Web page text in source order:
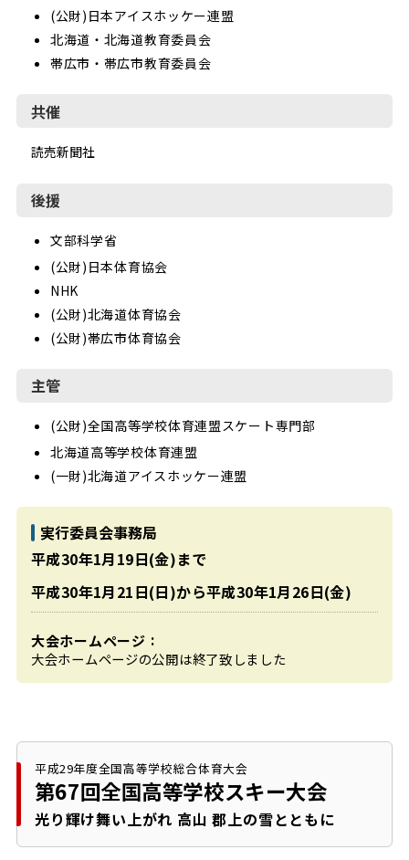
(公財)日本アイスホッケー連盟
北海道・北海道教育委員会
帯広市・帯広市教育委員会
共催
読売新聞社
後援
文部科学省
(公財)日本体育協会
NHK
(公財)北海道体育協会
(公財)帯広市体育協会
主管
(公財)全国高等学校体育連盟スケート専門部
北海道高等学校体育連盟
(一財)北海道アイスホッケー連盟
実行委員会事務局
平成30年1月19日(金)まで
平成30年1月21日(日)から平成30年1月26日(金)
大会ホームページ
大会ホームページの公開は終了致しました
平成29年度全国高等学校総合体育大会
第67回全国高等学校スキー大会
光り輝け舞い上がれ 高山郡上の雪とともに